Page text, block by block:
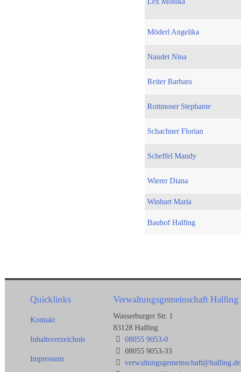
Möderl Angelika
Naudet Nina
Reiter Barbara
Rottmoser Stephanie
Schachner Florian
Scheffel Mandy
Wierer Diana
Winhart Maria
Bauhof Halfing
Quicklinks
Kontakt
Inhaltsverzeichnis
Impressum
Verwaltungsgemeinschaft Halfing
Wasserburger Str. 1
83128 Halfing
08055 9053-0
08055 9053-33
verwaltungsgemeinschaft@halfing.de